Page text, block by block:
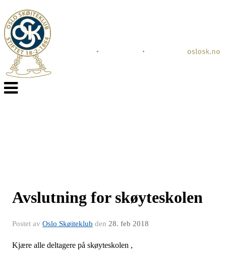
Veksle
navigasjon
Avslutning for skøyteskolen
Postet av Oslo Skøiteklub den 28. feb 2018
Kjære alle deltagere på skøyteskolen ,